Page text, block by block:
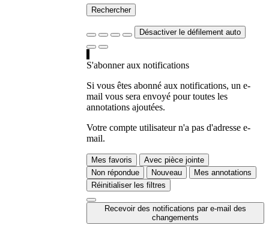
Rechercher
Désactiver le défilement auto
S'abonner aux notifications
Si vous êtes abonné aux notifications, un e-
mail vous sera envoyé pour toutes les
annotations ajoutées.
Votre compte utilisateur n'a pas d'adresse e-
mail.
Mes favoris
Avec pièce jointe
Non répondue
Nouveau
Mes annotations
Réinitialiser les filtres
Recevoir des notifications par e-mail des
changements